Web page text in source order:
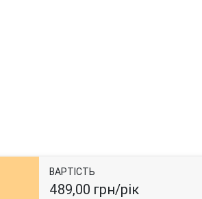
ВАРТІСТЬ
489,00 грн/рік